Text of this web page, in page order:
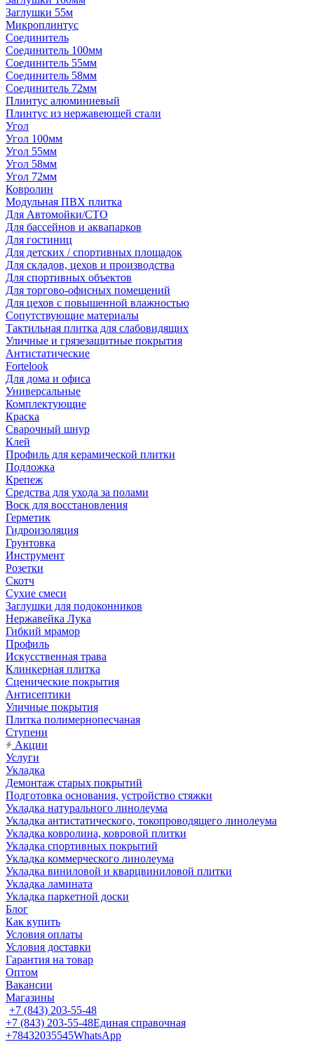
Заглушки 55м
Микроплинтус
Соединитель
Соединитель 100мм
Соединитель 55мм
Соединитель 58мм
Соединитель 72мм
Плинтус алюминиевый
Плинтус из нержавеющей стали
Угол
Угол 100мм
Угол 55мм
Угол 58мм
Угол 72мм
Ковролин
Модульная ПВХ плитка
Для Автомойки/СТО
Для бассейнов и аквапарков
Для гостиниц
Для детских / спортивных площадок
Для складов, цехов и производства
Для спортивных объектов
Для торгово-офисных помещений
Для цехов с повышенной влажностью
Сопутствующие материалы
Тактильная плитка для слабовидящих
Уличные и грязезащитные покрытия
Антистатические
Fortelook
Для дома и офиса
Универсальные
Комплектующие
Краска
Сварочный шнур
Клей
Профиль для керамической плитки
Подложка
Крепеж
Средства для ухода за полами
Воск для восстановления
Герметик
Гидроизоляция
Грунтовка
Инструмент
Розетки
Скотч
Сухие смеси
Заглушки для подоконников
Нержавейка Лука
Гибкий мрамор
Профиль
Искусственная трава
Клинкерная плитка
Сценические покрытия
Антисептики
Уличные покрытия
Плитка полимернопесчаная
Ступени
Акции
Услуги
Укладка
Демонтаж старых покрытий
Подготовка основания, устройство стяжки
Укладка натурального линолеума
Укладка антистатического, токопроводящего линолеума
Укладка ковролина, ковровой плитки
Укладка спортивных покрытий
Укладка коммерческого линолеума
Укладка виниловой и кварцвиниловой плитки
Укладка ламината
Укладка паркетной доски
Блог
Как купить
Условия оплаты
Условия доставки
Гарантия на товар
Оптом
Вакансии
Магазины
+7 (843) 203-55-48
+7 (843) 203-55-48Единая справочная
+78432035545WhatsApp